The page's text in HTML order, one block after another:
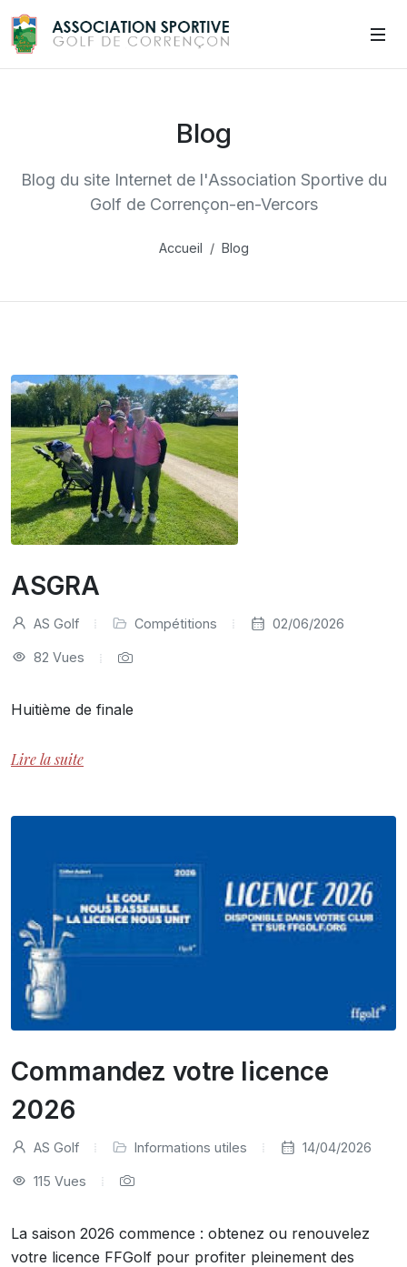
Blog
Blog du site Internet de l'Association Sportive du
Golf de Corrençon-en-Vercors
Accueil Blog
ASGRA
AS Golf Compétitions 02/06/2026
82 Vues
Huitième de finale
Lire la suite
Commandez votre licence
2026
AS Golf Informations utiles 14/04/2026
115 Vues
La saison 2026 commence : obtenez ou renouvelez
votre licence FFGolf pour profiter pleinement des